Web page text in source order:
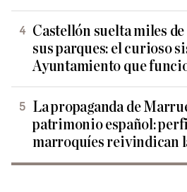
Castellón suelta miles
sus parques: el curioso
Ayuntamiento que
La propaganda de
patrimonio español:
marroquíes reivindican